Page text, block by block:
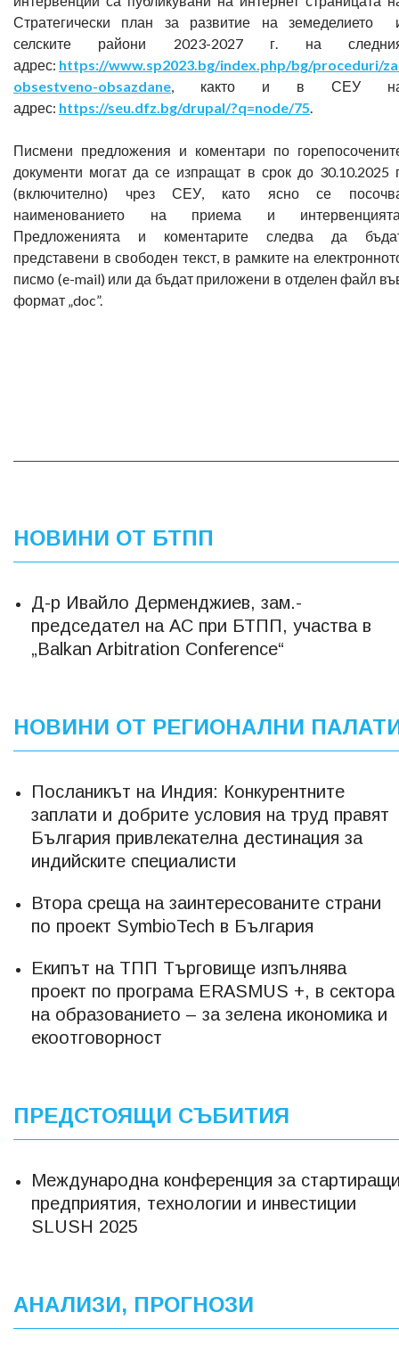
Стратегически план за развитие на земеделието
селските райони 2023-2027 г. на
адрес: https://www.sp2023.bg/index.php/bg/proceduri/
obsestveno-obsazdane, както и в СЕУ
адрес: https://seu.dfz.bg/drupal/?q=node/75.
Писмени предложения и коментари по
документи могат да се изпращат в срок до 30.10.2025
(включително) чрез СЕУ, като ясно се
наименованието на приема и
Предложенията и коментарите следва да
представени в свободен текст, в рамките на
писмо (e-mail) или да бъдат приложени в отделен файл
формат „doc”.
НОВИНИ ОТ БТПП
Д-р Ивайло Дерменджиев, зам.-
председател на АС при БТПП, участва в
„Balkan Arbitration Conference“
НОВИНИ ОТ РЕГИОНАЛНИ
Посланикът на Индия: Конкурентните
заплати и добрите условия на труд правят
България привлекателна дестинация за
индийските специалисти
Втора среща на заинтересованите страни
по проект SymbioTech в България
Екипът на ТПП Търговище изпълнява
проект по програма ERASMUS +, в сектора
на образованието – за зелена икономика и
екоотговорност
ПРЕДСТОЯЩИ СЪБИТИЯ
Международна конференция за
предприятия, технологии и инвестиции
SLUSH 2025
АНАЛИЗИ, ПРОГНОЗИ